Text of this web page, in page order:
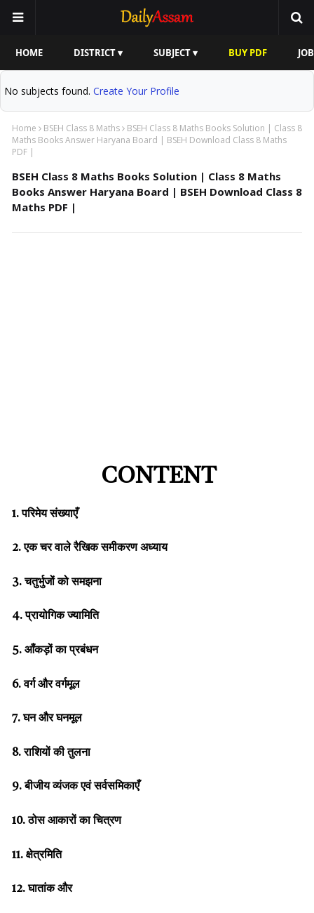
HOME DISTRICT ▾ SUBJECT ▾ BUY PDF
No subjects found. Create Your Profile
Home BSEH Class 8 Maths
BSEH Class 8 Maths Books Solution | Class 8
Maths Books Answer Haryana Board | BSEH Download Class 8 Maths
PDF |
BSEH Class 8 Maths Books Solution | Class 8 Maths
Books Answer Haryana Board | BSEH Download Class 8
Maths PDF |
CONTENT
1. परिमेय संख्याएँ
2. एक चर वाले रैखिक समीकरण अध्याय
3. चतुर्भुजों को समझना
4. प्रायोगिक ज्यामिति
5. आँकड़ों का प्रबंधन
6. वर्ग और वर्गमूल
7. घन और घनमूल
8. राशियों की तुलना
9. बीजीय व्यंजक एवं सर्वसमिकाएँ
10. ठोस आकारों का चित्रण
11. क्षेत्रमिति
12. घातांक और